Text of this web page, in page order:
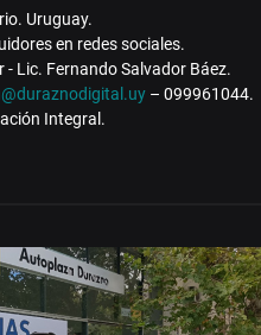
Uruguay.
en redes sociales.
- Lic. Fernando Salvador Báez.
– 099961044.
Integral.